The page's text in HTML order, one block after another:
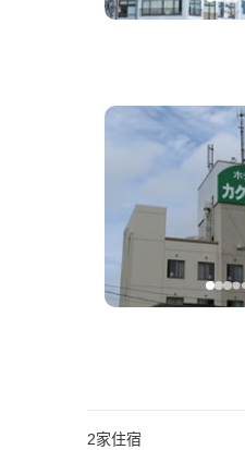
2家住宿